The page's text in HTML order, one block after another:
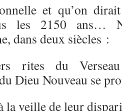
et qu’on
les 2150 ans…
dans deux siècles :
rites du
Dieu Nouveau se
la veille de leur